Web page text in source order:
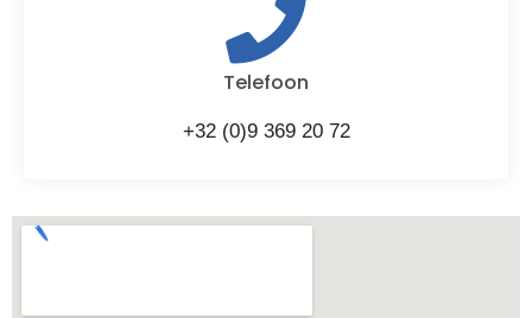
Telefoon
+32 (0)9 369 20 72